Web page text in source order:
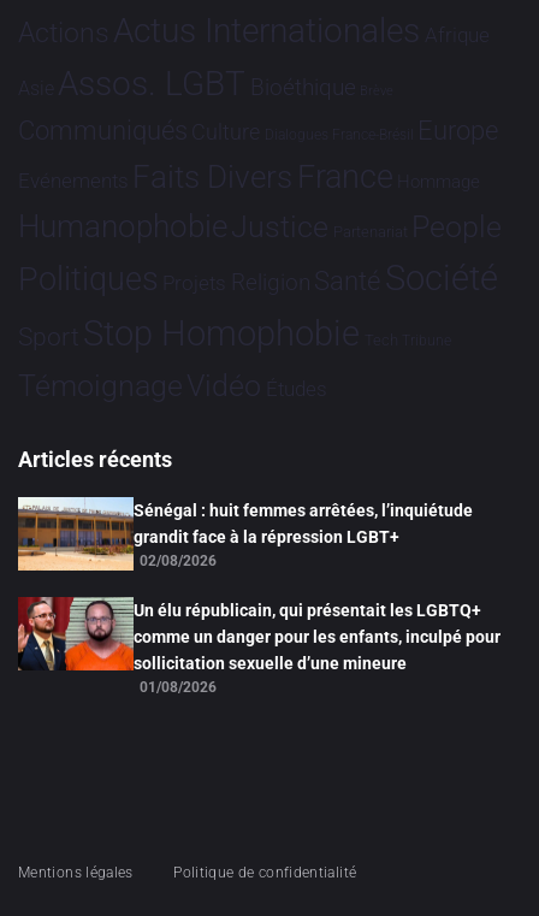
Actions Actus Internationales Afrique
Asie Assos. LGBT Bioéthique Brève
Communiqués Culture Dialogues France-Brésil Europe
Evénements Faits Divers France Hommage
HumanophobieJustice Partenariat People
Politiques Projets Religion Santé Société
Sport Stop Homophobie Tech Tribune
TémoignageVidéo Études
Articles récents
Sénégal : huit femmes arrêtées, l’inquiétude
grandit face à la répression LGBT+
02/08/2026
Un élu républicain, qui présentait les LGBTQ+
comme un danger pour les enfants, inculpé pour
sollicitation sexuelle d’une mineure
01/08/2026
Mentions légales Politique de confidentialité